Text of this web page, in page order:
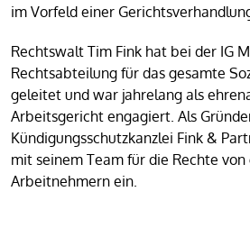
im Vorfeld einer
Rechtswalt Tim Fink hat bei der IG
Rechtsabteilung für das gesamte
geleitet und war jahrelang als
Arbeitsgericht engagiert. Als
Kündigungsschutzkanzlei Fink &
mit seinem Team für die Rechte
Arbeitnehmern ein.